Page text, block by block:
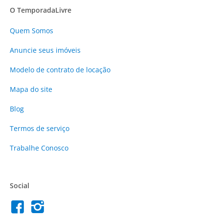
O TemporadaLivre
Quem Somos
Anuncie seus imóveis
Modelo de contrato de locação
Mapa do site
Blog
Termos de serviço
Trabalhe Conosco
Social